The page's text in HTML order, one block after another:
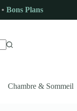
• Bons Plans
Chambre & Sommeil